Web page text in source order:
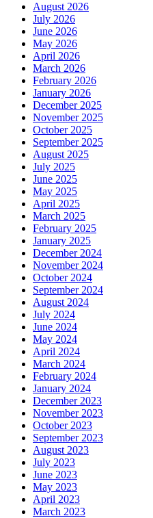
August 2026
July 2026
June 2026
May 2026
April 2026
March 2026
February 2026
January 2026
December 2025
November 2025
October 2025
September 2025
August 2025
July 2025
June 2025
May 2025
April 2025
March 2025
February 2025
January 2025
December 2024
November 2024
October 2024
September 2024
August 2024
July 2024
June 2024
May 2024
April 2024
March 2024
February 2024
January 2024
December 2023
November 2023
October 2023
September 2023
August 2023
July 2023
June 2023
May 2023
April 2023
March 2023